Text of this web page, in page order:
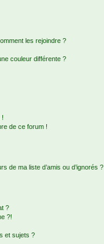
les rejoindre ?
couleur différente ?
!
de ce forum !
de ma liste d’amis ou d’ignorés ?
?
?!
et sujets ?